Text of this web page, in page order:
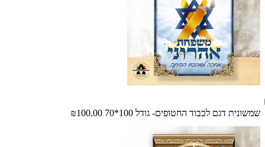
שמשונית דגם לכבוד החטופים- גודל 100*70 ₪100.00